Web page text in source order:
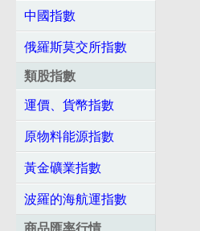
中國指數
俄羅斯莫交所指數
類股指數
運價、貨幣指數
原物料能源指數
黃金礦業指數
波羅的海航運指數
商品匯率行情